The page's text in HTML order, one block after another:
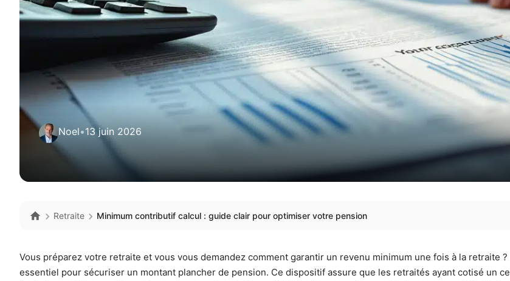
Noel•13 juin 2026
Retraite Minimum contributif calcul : guide clair pour optimiser votre pension
Vous préparez votre retraite et vous vous demandez comment garantir un revenu minimum une fois à la retraite ?
essentiel pour sécuriser un montant plancher de pension. Ce dispositif assure que les retraités ayant cotisé un